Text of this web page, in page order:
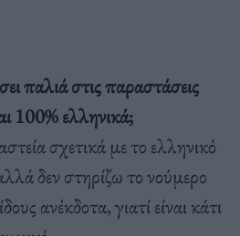
παλιά στις παραστάσεις
100% ελληνικά;
σχετικά με το ελληνικό
δεν στηρίζω το νούμερο
ανέκδοτα, γιατί είναι κάτι